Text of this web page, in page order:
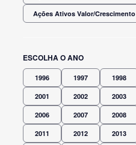
Ações Ativos Valor/Crescimento
ESCOLHA O ANO
1996 1997 1998
2001 2002 2003
2006 2007 2008
2011 2012 2013